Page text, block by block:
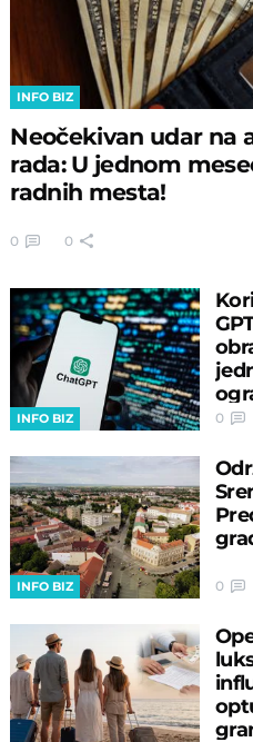
INFO BIZ
Neočekivan udar na
rada: U jednom
radnih mesta!
0 0
INFO BIZ 0
INFO BIZ 0